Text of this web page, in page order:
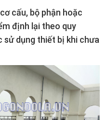
cấu, bộ phận hoặc
định lại theo quy
sử dụng thiết bị khi chưa